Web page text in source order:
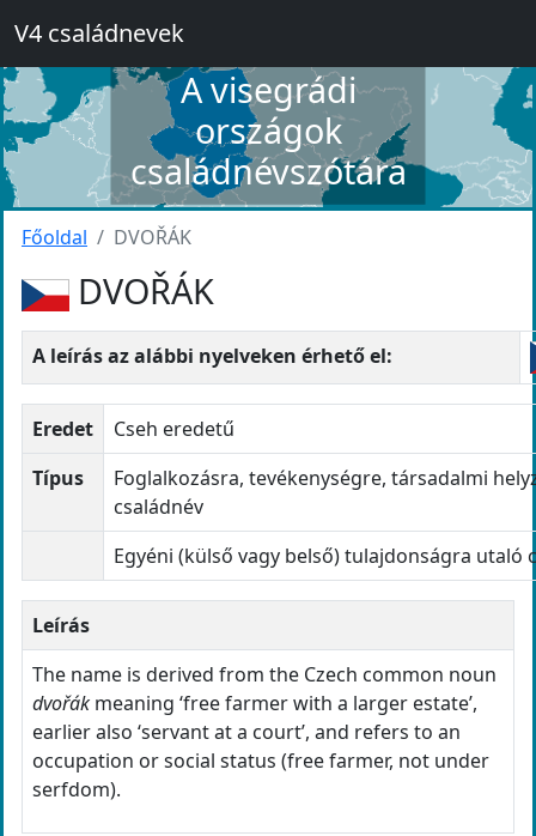
V4 családnevek
A visegrádi
országok
családnévszótára
Főoldal DVOŘÁK
DVOŘÁK
A leírás az alábbi nyelveken érhető el:
Eredet
Cseh eredetű
Típus
Foglalkozásra, tevékenységre, társadalmi
családnév
Egyéni (külső vagy belső) tulajdonságra utaló
Leírás
The name is derived from the Czech common noun
dvořák meaning ‘free farmer with a larger estate’,
earlier also ‘servant at a court’, and refers to an
occupation or social status (free farmer, not under
serfdom).